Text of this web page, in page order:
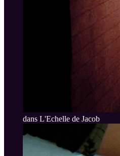
dans L'Echelle de Jacob